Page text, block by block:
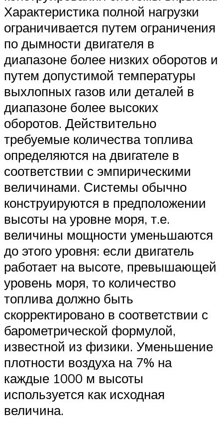
Меню
Характеристика полной нагрузки
ограничивается путем ограничения
по дымности двигателя в
диапазоне более низких оборотов и
путем допустимой температуры
выхлопных газов или деталей в
диапазоне более высоких
оборотов. Действительно
требуемые количества топлива
определяются на двигателе в
соответствии с эмпирическими
величинами. Системы обычно
конструируются в предположении
высоты на уровне моря, т.е.
величины мощности уменьшаются
до этого уровня: если двигатель
работает на высоте, превышающей
уровень моря, то количество
топлива должно быть
скорректировано в соответствии с
барометрической формулой,
известной из физики. Уменьшение
плотности воздуха на 7% на
каждые 1000 м высоты
используется как исходная
величина.